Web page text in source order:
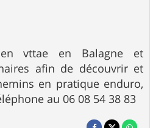
vttae en Balagne et
afin de découvrir et
en pratique enduro,
au 06 08 54 38 83